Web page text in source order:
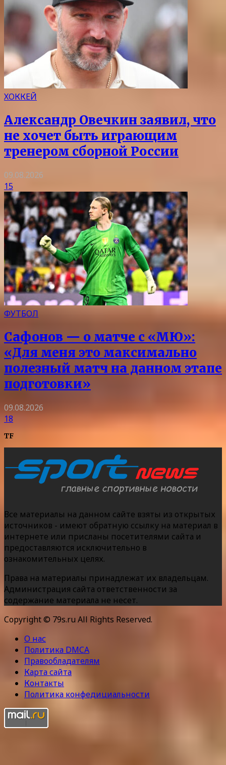
ХОККЕЙ
Александр Овечкин заявил, что
не хочет быть играющим
тренером сборной России
09.08.2026
15
ФУТБОЛ
Сафонов — о матче с «МЮ»:
«Для меня это максимально
полезный матч на данном этапе
подготовки»
09.08.2026
18
TF
Все материалы на данном сайте взяты из открытых
источников - имеют обратную ссылку на материал в
интернете или присланы посетителями сайта и
предоставляются исключительно в
ознакомительных целях.
Права на материалы принадлежат их владельцам.
Администрация сайта ответственности за
содержание материала не несет.
Copyright © 79s.ru All Rights Reserved.
О нас
Политика DMCA
Правообладателям
Карта сайта
Контакты
Политика конфедициальности